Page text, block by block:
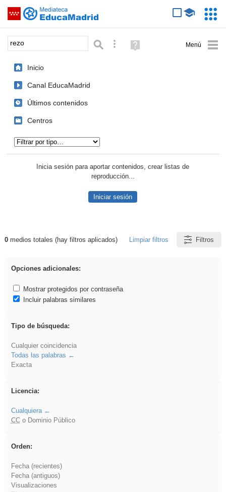
Saltar navegación
Palabra o frase: Búsqueda avanzada
Ayuda
(en
Inicio
Canal EducaMadrid
Últimos contenidos
Centros
Inicia sesión para aportar contenidos, crear listas de
reproducción...
Iniciar sesión
Resultados de: rezo
0medios totales (hay filtros aplicados) Limpiar filtros Filtros
Opciones adicionales:
Mostrar protegidos por contraseña
Incluir palabras similares
Tipo de búsqueda:
Cualquier coincidencia
Todas las palabras
Exacta
Licencia:
Cualquiera
CCo Dominio Público
Orden:
Fecha (recientes)
Fecha (antiguos)
Visualizaciones